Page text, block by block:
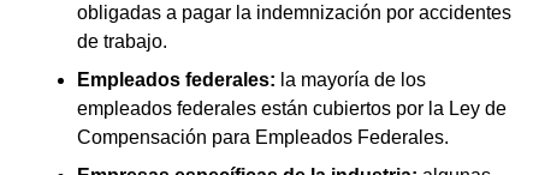
obligadas a pagar la indemnización por accidentes
de trabajo.
Empleados federales: la mayoría de los
empleados federales están cubiertos por la Ley de
Compensación para Empleados Federales.